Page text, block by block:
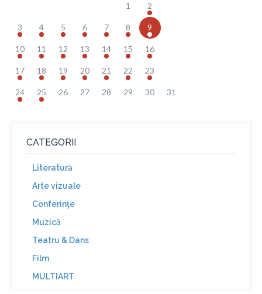
1 2
3 4 5 6 7 8 9
10 11 12 13 14 15 16
17 18 19 20 21 22 23
24 25 26 27 28 29 30 31
CATEGORII
Literatură
Arte vizuale
Conferinţe
Muzică
Teatru & Dans
Film
MULTIART